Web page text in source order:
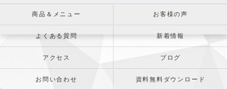
商品＆メニュー お客様の声
よくある質問 新着情報
アクセス ブログ
お問い合わせ 資料無料ダウンロード